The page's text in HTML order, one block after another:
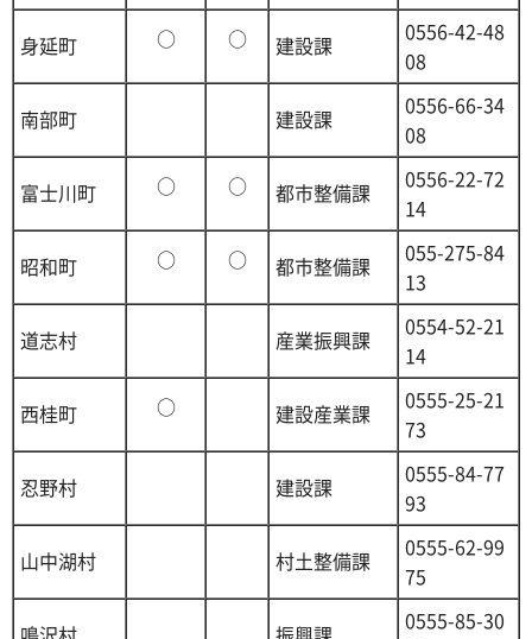
身延町 ○ ○ 建設課
0556-42-48
08
南部町 建設課
0556-66-34
08
富士川町 ○ ○ 都市整備課
0556-22-72
14
昭和町 ○ ○ 都市整備課
055-275-84
13
道志村 産業振興課
0554-52-21
14
西桂町 ○ 建設産業課
0555-25-21
73
忍野村 建設課
0555-84-77
93
山中湖村 村土整備課
0555-62-99
75
0555-85-30